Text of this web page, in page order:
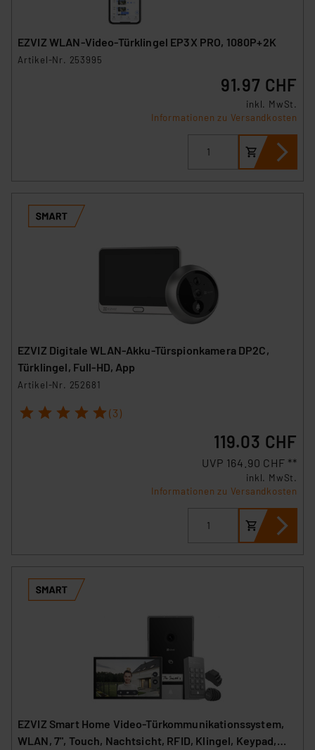
EZVIZ WLAN-Video-Türklingel EP3X PRO, 1080P+2K
Artikel-Nr. 253995
91.97 CHF
inkl. MwSt.
Informationen zu Versandkosten
EZVIZ Digitale WLAN-Akku-Türspionkamera DP2C,
Türklingel, Full-HD, App
Artikel-Nr. 252681
1 2 3 4 5 (3)
119.03 CHF
UVP 164.90 CHF **
inkl. MwSt.
Informationen zu Versandkosten
EZVIZ Smart Home Video-Türkommunikationssystem,
WLAN, 7", Touch, Nachtsicht, RFID, Klingel, Keypad,